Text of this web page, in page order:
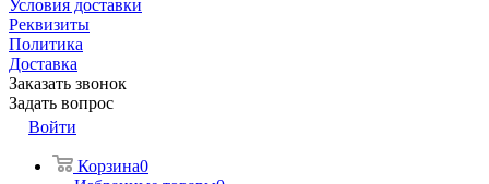
Условия доставки
Реквизиты
Политика
Доставка
Заказать звонок
Задать вопрос
Войти
Корзина0